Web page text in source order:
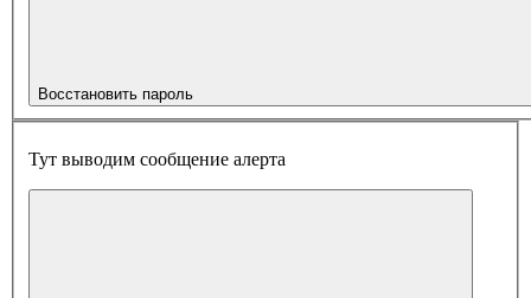
Восстановить пароль
Тут выводим сообщение алерта